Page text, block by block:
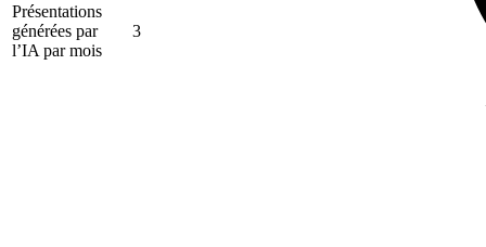
Présentations
générées par
l’IA par mois
3